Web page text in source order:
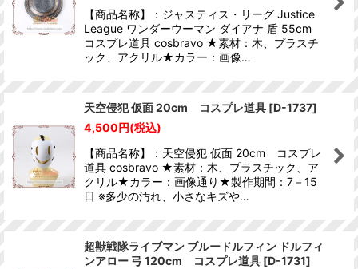
【商品名称】：ジャスティス・リーグ Justice
League ワンダーウーマン ダイアナ 盾 55cm
コスプレ道具 cosbravo ★素材：木、プラスチ
ック、アクリル★カラー：画像…
天空侵犯 仮面 20cm コスプレ道具 [D-1737]
4,500円(税込)
【商品名称】：天空侵犯 仮面 20cm コスプレ
道具 cosbravo ★素材：木、プラスチック、ア
クリル★カラー：画像通り★製作期間：7－15
日 ※多少の汚れ、小さなキズや…
超獣戦隊ライブマン ブルードルフィン ドルフィ
ンアロー 弓 120cm コスプレ道具 [D-1731]